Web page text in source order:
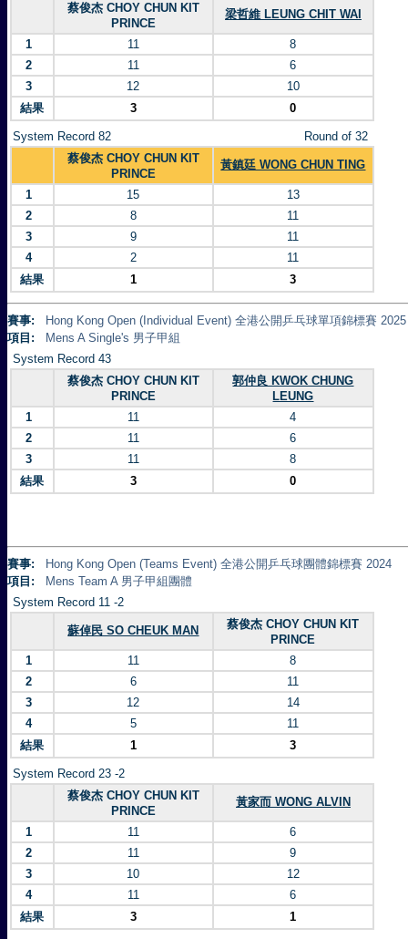
蔡俊杰 CHOY CHUN KIT
PRINCE
梁哲維 LEUNG CHIT WAI
1 11
8
2
11
6
3
12
10
結果
3 0
System Record 82
Round of 32
蔡俊杰 CHOY CHUN KIT
PRINCE
黃鎮廷 WONG CHUN TING
1 15
13
2
8
11
3
9
11
4
2
11
結果
1 3
賽事:
Hong Kong Open (Individual Event) 全港公開乒乓球單項錦標賽 2025
項目:
Mens A Single's 男子甲組
System Record 43
蔡俊杰 CHOY CHUN KIT
PRINCE
郭仲良 KWOK CHUNG
LEUNG
1
11
4
2
11
6
3
11
8
結果
3 0
賽事:
Hong Kong Open (Teams Event) 全港公開乒乓球團體錦標賽 2024
項目:
Mens Team A 男子甲組團體
System Record 11 -2
蘇倬民 SO CHEUK MAN
蔡俊杰 CHOY CHUN KIT
PRINCE
1
11
8
2
6
11
3
12
14
4
5
11
結果
1 3
System Record 23 -2
蔡俊杰 CHOY CHUN KIT
PRINCE
黃家而 WONG ALVIN
1 11
6
2
11
9
3
10
12
4
11
6
結果
3 1